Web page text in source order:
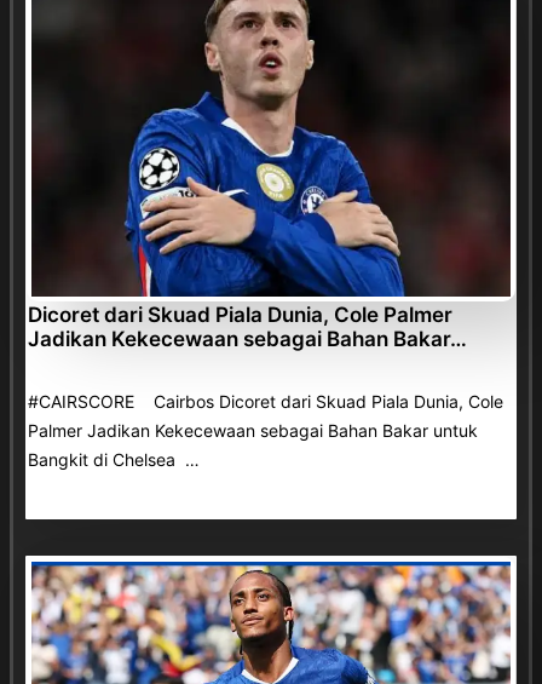
Dicoret dari Skuad Piala Dunia, Cole Palmer
Jadikan Kekecewaan sebagai Bahan Bakar…
#CAIRSCORE Cairbos Dicoret dari Skuad Piala Dunia, Cole
Palmer Jadikan Kekecewaan sebagai Bahan Bakar untuk
Bangkit di Chelsea …